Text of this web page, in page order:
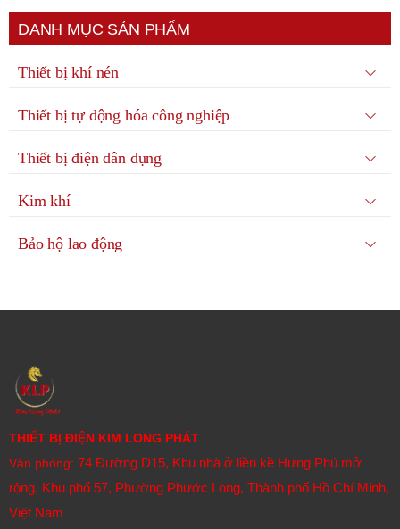
DANH MỤC SẢN PHẨM
Thiết bị khí nén
Thiết bị tự động hóa công nghiệp
Thiết bị điện dân dụng
Kim khí
Bảo hộ lao động
THIẾT BỊ ĐIỆN KIM LONG PHÁT
Văn phòng: 74 Đường D15, Khu nhà ở liền kề Hưng Phú mở
rộng, Khu phố 57, Phường Phước Long, Thành phố Hồ Chí Minh,
Việt Nam